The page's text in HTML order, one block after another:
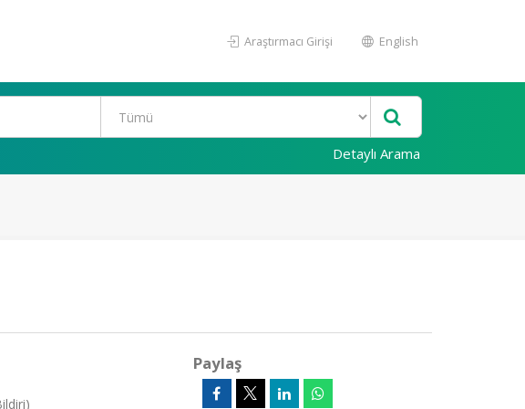
Araştırmacı Girişi English
Detaylı Arama
Paylaş